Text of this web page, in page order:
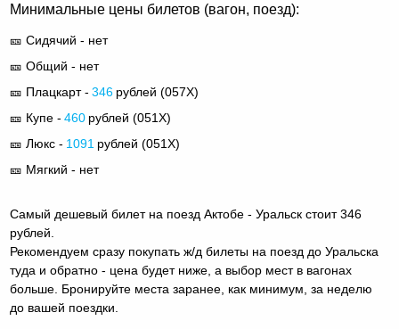
Минимальные цены билетов (вагон, поезд):
🎫 Сидячий - нет
🎫 Общий - нет
🎫 Плацкарт - 346 рублей (057Х)
🎫 Купе - 460 рублей (051Х)
🎫 Люкс - 1091 рублей (051Х)
🎫 Мягкий - нет
Самый дешевый билет на поезд Актобе - Уральск стоит 346
рублей.
Рекомендуем сразу покупать ж/д билеты на поезд до Уральска
туда и обратно - цена будет ниже, а выбор мест в вагонах
больше. Бронируйте места заранее, как минимум, за неделю
до вашей поездки.